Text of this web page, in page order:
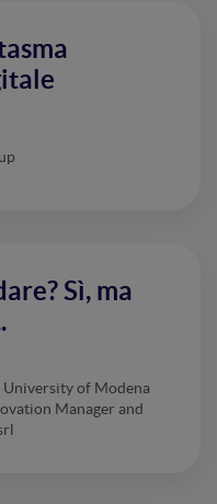
Sì, ma
of Modena
Manager and